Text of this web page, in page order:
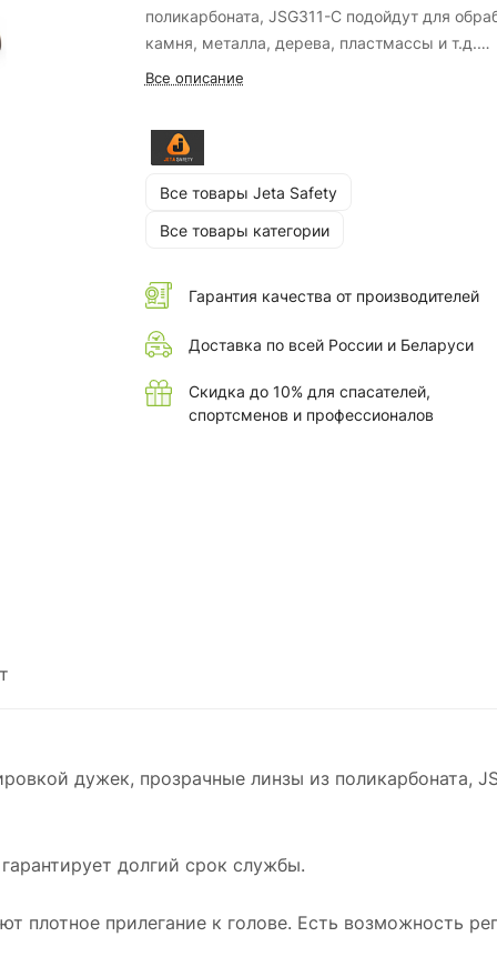
поликарбоната, JSG311-C подойдут для
камня, металла, дерева, пластмассы и т.д.
Все описание
Все товары Jeta Safety
Все товары категории
Гарантия качества от производителей
Доставка по всей России и Беларуси
Скидка до 10% для спасателей,
спортсменов и профессионалов
дужек, прозрачные линзы из поликарбоната,
долгий срок службы.
плотное прилегание к голове. Есть возможность